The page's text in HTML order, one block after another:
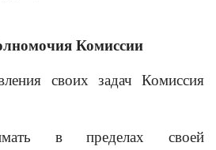
Комиссии
своих задач Комиссия
в пределах своей